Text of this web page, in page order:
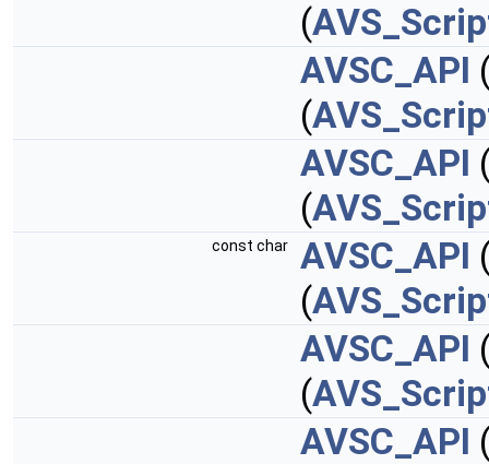
(
AVSC_API
(
AVSC_API
(
const char AVSC_API
(
AVSC_API
(
AVSC_API